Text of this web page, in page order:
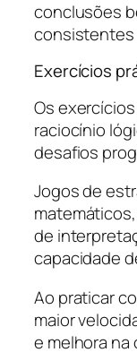
conclusões
Exercícios
Os
raciocínio
desafios
Jogos de
de
capacidade
Ao praticar
maior
e melhora na